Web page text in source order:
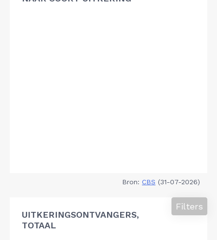
Bron: CBS (31-07-2026)
UITKERINGSONTVANGERS,
TOTAAL
Filters